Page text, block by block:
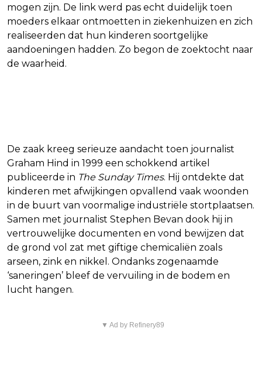
mogen zijn. De link werd pas echt duidelijk toen
moeders elkaar ontmoetten in ziekenhuizen en zich
realiseerden dat hun kinderen soortgelijke
aandoeningen hadden. Zo begon de zoektocht naar
de waarheid.
De zaak kreeg serieuze aandacht toen journalist
Graham Hind in 1999 een schokkend artikel
publiceerde in The Sunday Times. Hij ontdekte dat
kinderen met afwijkingen opvallend vaak woonden
in de buurt van voormalige industriële stortplaatsen.
Samen met journalist Stephen Bevan dook hij in
vertrouwelijke documenten en vond bewijzen dat
de grond vol zat met giftige chemicaliën zoals
arseen, zink en nikkel. Ondanks zogenaamde
‘saneringen’ bleef de vervuiling in de bodem en
lucht hangen.
▼ Ad by Refinery89